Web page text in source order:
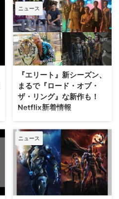
ニュース
『エリート』新シーズン、
まるで『ロード・オブ・
ザ・リング』な新作も！
Netflix新着情報
3月のNetflix注目ラインナップを
ご紹介しよう。新型コロナウイル
スやインフルエンザ、花粉症など
が猛威を振るっている影響で外出
を控えていたり、予定が流れてし
まった方は、お家でこれらの作品
をご覧になってはいかがだろう？
＜オリジナルシリーズ＞ 『エリ
ニュース